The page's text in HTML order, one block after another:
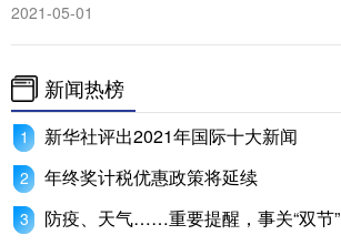
2021-05-01
新闻热榜
新华社评出2021年国际十大新闻
年终奖计税优惠政策将延续
防疫、天气……重要提醒，事关“双节”